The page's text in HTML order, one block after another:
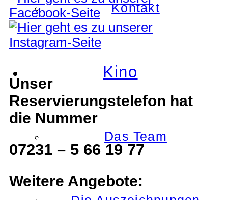
Kontakt
Kino
Das Team
Unser
Reservierungstelefon hat
die Nummer
07231 – 5 66 19 77
Weitere Angebote: